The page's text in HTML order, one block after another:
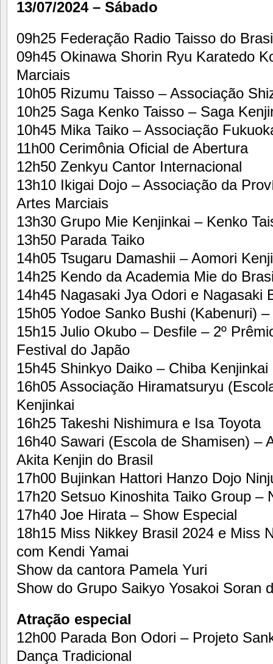
13/07/2024 – Sábado
09h25 Federação Radio Taisso do
09h45 Okinawa Shorin Ryu Karatedo
Marciais
10h05 Rizumu Taisso – Associação
10h25 Saga Kenko Taisso – Saga
10h45 Mika Taiko – Associação
11h00 Cerimônia Oficial de Abertura
12h50 Zenkyu Cantor Internacional
13h10 Ikigai Dojo – Associação da
Artes Marciais
13h30 Grupo Mie Kenjinkai – Kenko
13h50 Parada Taiko
14h05 Tsugaru Damashii – Aomori
14h25 Kendo da Academia Mie do
14h45 Nagasaki Jya Odori e Nagasaki
15h05 Yodoe Sanko Bushi (Kabenuri)
15h15 Julio Okubo – Desfile – 2º
Festival do Japão
15h45 Shinkyo Daiko – Chiba Kenjinkai
16h05 Associação Hiramatsuryu
Kenjinkai
16h25 Takeshi Nishimura e Isa Toyota
16h40 Sawari (Escola de Shamisen) –
Akita Kenjin do Brasil
17h00 Bujinkan Hattori Hanzo Dojo
17h20 Setsuo Kinoshita Taiko Group –
17h40 Joe Hirata – Show Especial
18h15 Miss Nikkey Brasil 2024 e Miss
com Kendi Yamai
Show da cantora Pamela Yuri
Show do Grupo Saikyo Yosakoi Soran
Atração especial
12h00 Parada Bon Odori – Projeto
Dança Tradicional